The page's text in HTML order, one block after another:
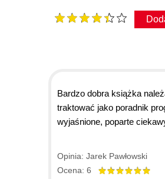
Bardzo dobra książka
traktować jako poradnik
wyjaśnione, poparte
Opinia: Jarek Pawłowski
Ocena: 6